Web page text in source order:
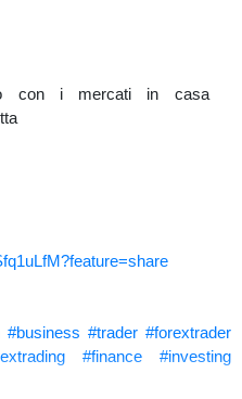
con i mercati in casa
#business #trader #forextrader
#finance
#investing